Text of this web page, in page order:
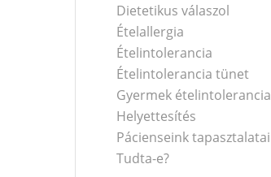
Dietetikus válaszol
Ételallergia
Ételintolerancia
Ételintolerancia tünet
Gyermek ételintolerancia
Helyettesítés
Pácienseink tapasztalatai
Tudta-e?